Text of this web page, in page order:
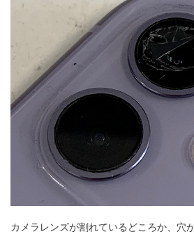
カメラレンズが割れているどころか、穴